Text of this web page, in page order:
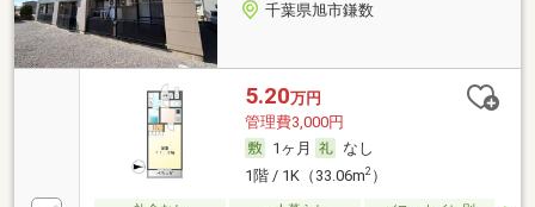
千葉県旭市鎌数
5.20万円
管理費3,000円
1ヶ月
なし
1階 / 1K（33.06m2）